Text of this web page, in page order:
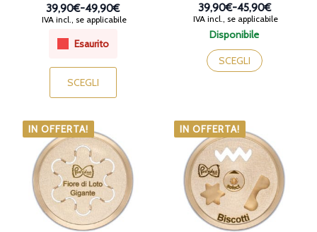
Esaurito
39,90€-49,90€
Fascia
prezzo:
39,90€
a
49,90€
IVA incl., se applicabile
SCEGLI
prodotto
Le
opzioni
possono
essere
scelte
nella
pagina
del
Disponibile
39,90€-45,90€
Fascia
di
da
39,90€
IVA incl., se applicabile
SCEGLI
Questo
prodotto
ha
opzioni
possono
essere
scelte
nella
pagina
del
prodotto
IN OFFERTA! IN OFFERTA!